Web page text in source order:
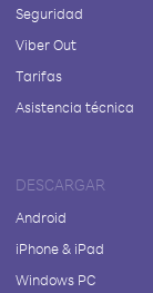
Seguridad
Viber Out
Tarifas
Asistencia técnica
DESCARGAR
Android
iPhone & iPad
Windows PC